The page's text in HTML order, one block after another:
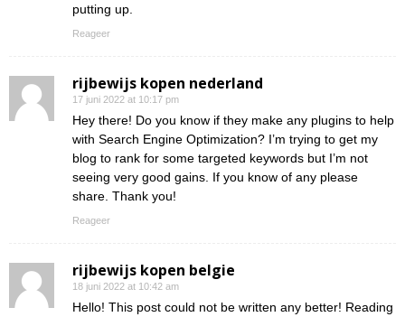
putting up.
Reageer
rijbewijs kopen nederland
17 juni 2022 at 10:17 pm
Hey there! Do you know if they make any plugins to help
with Search Engine Optimization? I’m trying to get my
blog to rank for some targeted keywords but I’m not
seeing very good gains. If you know of any please
share. Thank you!
Reageer
rijbewijs kopen belgie
18 juni 2022 at 10:42 am
Hello! This post could not be written any better! Reading